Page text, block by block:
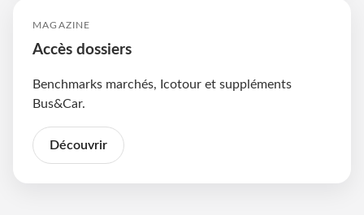
MAGAZINE
Accès dossiers
Benchmarks marchés, Icotour et suppléments
Bus&Car.
Découvrir